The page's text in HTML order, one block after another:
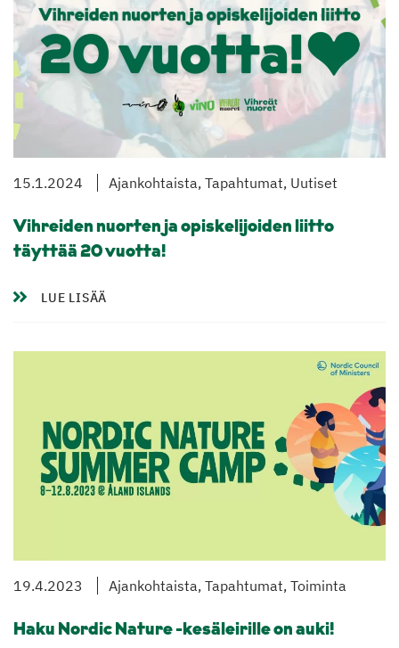
15.1.2024 Ajankohtaista, Tapahtumat, Uutiset
Vihreiden nuorten ja opiskelijoiden liitto
täyttää 20 vuotta!
LUE LISÄÄ
19.4.2023 Ajankohtaista, Tapahtumat, Toiminta
Haku Nordic Nature -kesäleirille on auki!